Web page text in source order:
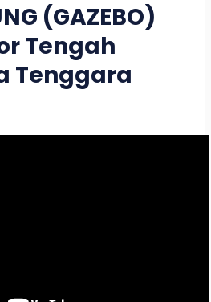
(GAZEBO)
Tengah
Tenggara